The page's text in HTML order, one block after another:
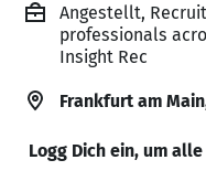
Angestellt,
professionals
Insight Rec
Frankfurt am
Logg Dich ein, um